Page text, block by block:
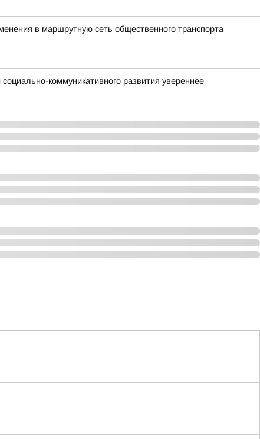
в маршрутную сеть общественного транспорта
коммуникативного развития увереннее